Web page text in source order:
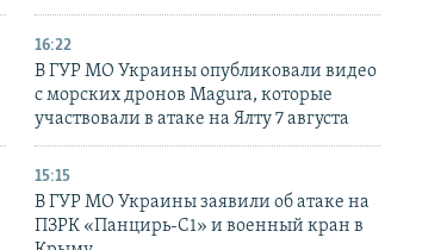
16:22
В ГУР МО Украины опубликовали видео
с морских дронов Magura, которые
участвовали в атаке на Ялту 7 августа
15:15
В ГУР МО Украины заявили об атаке на
ПЗРК «Панцирь-С1» и военный кран в